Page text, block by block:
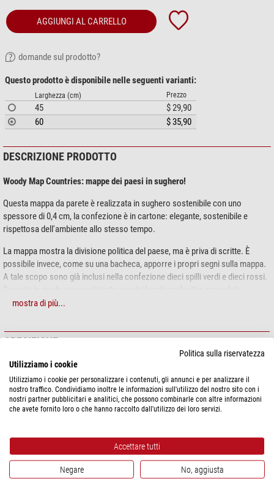
AGGIUNGI AL CARRELLO
domande sul prodotto?
Questo prodotto è disponibile nelle seguenti varianti:
Larghezza (cm) Prezzo
45
$ 29,90
60
$ 35,90
DESCRIZIONE PRODOTTO
Woody Map Countries: mappe dei paesi in sughero!
Questa mappa da parete è realizzata in sughero sostenibile con uno
spessore di 0,4 cm, la confezione è in cartone: elegante, sostenibile e
rispettosa dell'ambiente allo stesso tempo.
La mappa mostra la divisione politica del paese, ma è priva di scritte. È
possibile invece, come su una bacheca, apporre i propri segni sulla mappa.
A tale scopo sono già inclusi nella confezione dieci spilli verdi e dieci rossi.
cartoline, foto o altri ricordi alla mappa.
confezione. In alternativa, la mappa può essere appesa con nastro
mostra di più...
SPECIFICHE
Generale
Materiale
Sughero
Motivo
Germania
Serie
Woody Map Countries
Larghezza (cm)
60
Altezza (cm)
90
Tipo
Mappa internazionale
Politica sulla riservatezza
Utilizziamo i cookie
Utilizziamo i cookie per personalizzare i contenuti, gli annunci e per analizzare il
nostro traffico. Condividiamo inoltre le informazioni sull'utilizzo del nostro sito con i
nostri partner pubblicitari e analitici, che possono combinarle con altre informazioni
che avete fornito loro o che hanno raccolto dall'utilizzo dei loro servizi.
Accettare tutti
Negare No, aggiusta